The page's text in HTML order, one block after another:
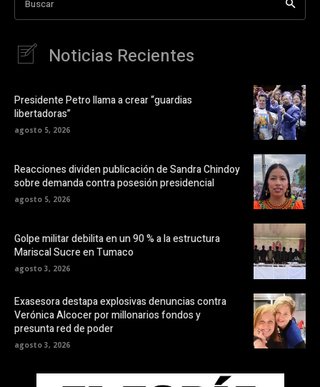
Buscar
Noticias Recientes
Presidente Petro llama a crear “guardias
libertadoras”
agosto 5, 2026
Reacciones dividen publicación de Sandra Chindoy
sobre demanda contra posesión presidencial
agosto 5, 2026
Golpe militar debilita en un 90 % a la estructura
Mariscal Sucre en Tumaco
agosto 3, 2026
Exasesora destapa explosivas denuncias contra
Verónica Alcocer por millonarios fondos y
presunta red de poder
agosto 3, 2026